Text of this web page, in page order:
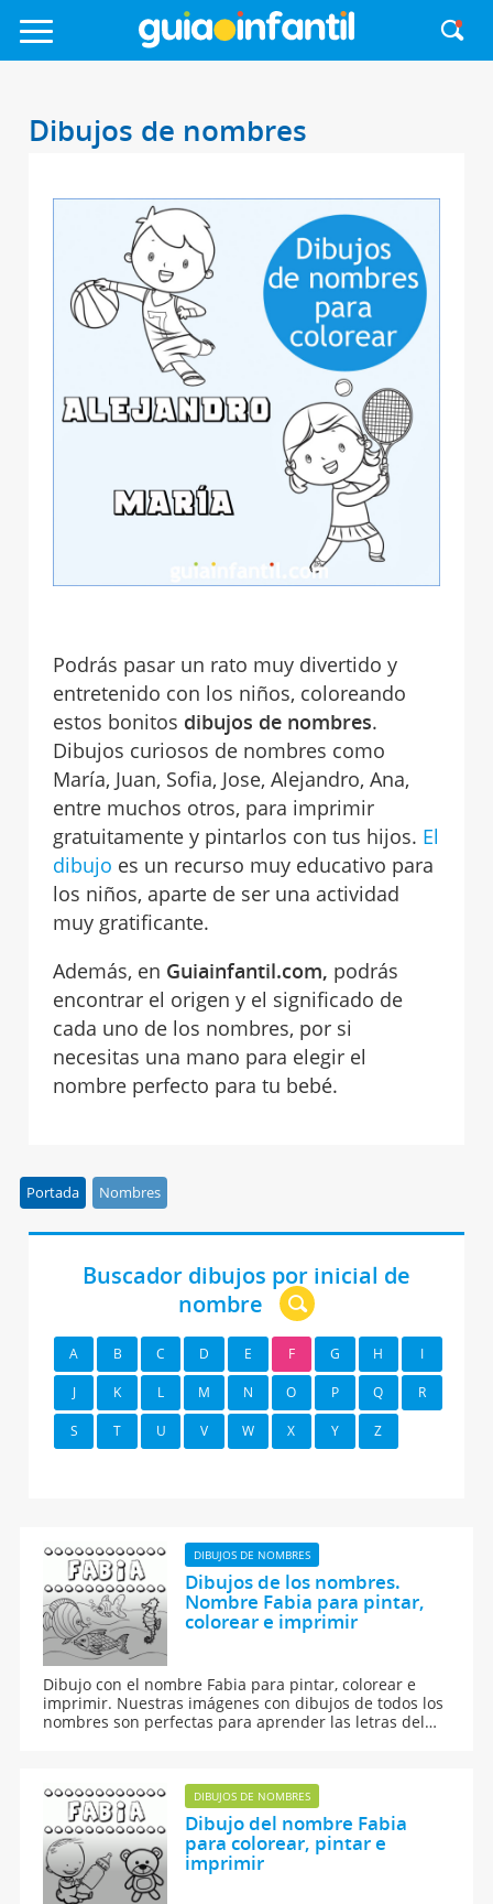
Dibujos de nombres
Podrás pasar un rato muy divertido y
entretenido con los niños, coloreando
estos bonitos dibujos de nombres.
Dibujos curiosos de nombres como
María, Juan, Sofia, Jose, Alejandro, Ana,
entre muchos otros, para imprimir
gratuitamente y pintarlos con tus hijos. El
dibujo es un recurso muy educativo para
los niños, aparte de ser una actividad
muy gratificante.
Además, en Guiainfantil.com, podrás
encontrar el origen y el significado de
cada uno de los nombres, por si
necesitas una mano para elegir el
nombre perfecto para tu bebé.
Portada Nombres
Buscador dibujos por inicial de
nombre
A B C D E F G H I
J K L M N O P Q R
S T U V W X Y Z
DIBUJOS DE NOMBRES
Dibujos de los nombres.
Nombre Fabia para pintar,
colorear e imprimir
Dibujo con el nombre Fabia para pintar, colorear e
imprimir. Nuestras imágenes con dibujos de todos los
nombres son perfectas para aprender las letras del
DIBUJOS DE NOMBRES
Dibujo del nombre Fabia
para colorear, pintar e
imprimir